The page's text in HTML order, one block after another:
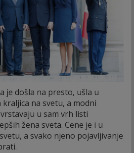
je došla na presto, ušla u
na svetu, a modni
u sam vrh listi
žena sveta. Cene je i u
a svako njeno pojavljivanje